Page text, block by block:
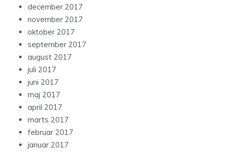
december 2017
november 2017
oktober 2017
september 2017
august 2017
juli 2017
juni 2017
maj 2017
april 2017
marts 2017
februar 2017
januar 2017